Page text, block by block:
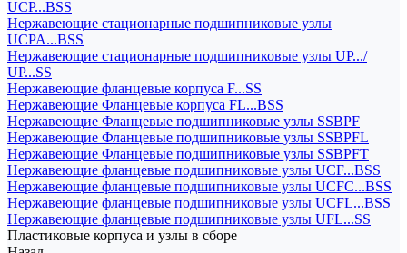
UCP...BSS
Нержавеющие стационарные подшипниковые узлы
UCPA...BSS
Нержавеющие стационарные подшипниковые узлы UP.../
UP...SS
Нержавеющие фланцевые корпуса F...SS
Нержавеющие Фланцевые корпуса FL...BSS
Нержавеющие Фланцевые подшипниковые узлы SSBPF
Нержавеющие Фланцевые подшипниковые узлы SSBPFL
Нержавеющие Фланцевые подшипниковые узлы SSBPFT
Нержавеющие фланцевые подшипниковые узлы UCF...BSS
Нержавеющие фланцевые подшипниковые узлы UCFC...BSS
Нержавеющие фланцевые подшипниковые узлы UCFL...BSS
Нержавеющие фланцевые подшипниковые узлы UFL...SS
Пластиковые корпуса и узлы в сборе